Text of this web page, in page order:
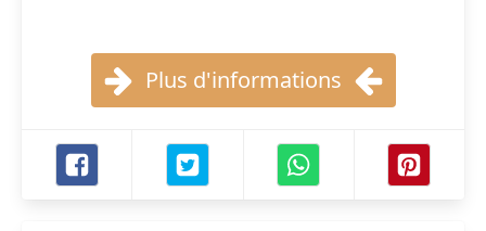
Plus d'informations